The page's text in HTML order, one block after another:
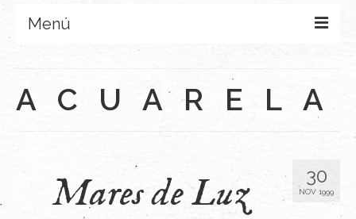
Menú
Infantil
Últimos Proyectos
ACUARELA
30
NOV 1999
Mares de Luz